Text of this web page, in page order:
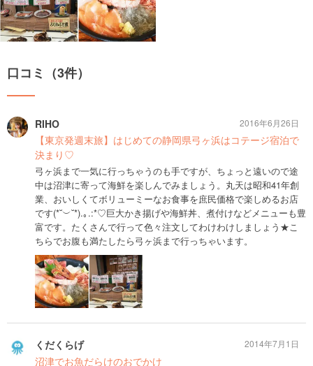
口コミ（3件）
RIHO
【東京発週末旅】はじめての静岡県弓ヶ浜はコテージ宿泊で
決まり♡
弓ヶ浜まで一気に行っちゃうのも手ですが、ちょっと遠いので途
中は沼津に寄って海鮮を楽しんでみましょう。丸天は昭和41年創
業、おいしくてボリューミーなお食事を庶民価格で楽しめるお店
です(*˘︶˘*).｡.:*♡巨大かき揚げや海鮮丼、煮付けなどメニューも豊
富です。たくさんで行って色々注文してわけわけしましょう★こ
ちらでお腹も満たしたら弓ヶ浜まで行っちゃいます。
2016年6月26日
くだくらげ
沼津でお魚だらけのおでかけ
2014年7月1日